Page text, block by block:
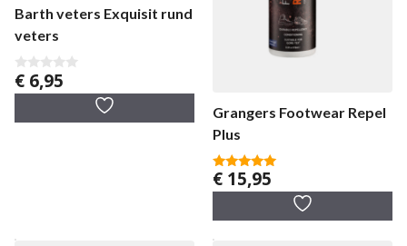
Barth veters Exquisit rund
veters
0
v
5
€ 6,95
Grangers Footwear Repel
Plus
5.00
van 5
€ 15,95